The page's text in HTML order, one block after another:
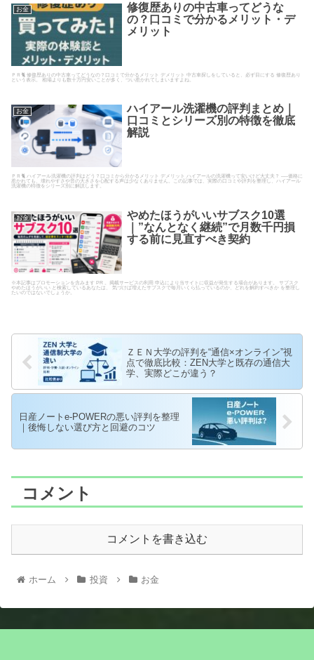
お金
修復歴ありの中古車ってどうな
の？口コミで分かるメリット・デ
メリット
ＰＲ🐈 修復歴ありの中古車ってどうなの？口コミで分かるメリット デメリット 中古車探しをしていると、必ず目にする 修復歴あり
という表示。 相場よりも数十万円安いことが多く、つい惹かれてしまいますよね。
お金
ハイアール洗濯機の評判まとめ｜
口コミとシリーズ別の特徴を徹底
解説
ＰＲ🐈 ハイアール洗濯機の評判はどう？口コミから分かるメリット デメリット ハイアールの洗濯機って安いけど大丈夫？ ──価格に
惹かれても、壊れやすさや音の大きさを心配する声は少なくありません。この記事では、実際の口コミや評判を整理し、ハイアール
洗濯機の特徴をシリーズ別に解説します。
お金
やめたほうがいいサブスク10選
｜”なんとなく継続”で月数千円損
する前に見直すべき契約
※本記事はプロモーションを含みます PR 。掲載サービスの利用 申込により当サイトに収益が発生する場合があります。 サブスク
やめたほうがいい と検索しているあなたは、 気づけば増えたサブスクで毎月いくら払っているのか、どれを解約すべきか を整理し
たいのではないでしょうか。
ＺＥＮ大学の評判を“通信×オンライン”視
点で徹底比較：ZEN大学と既存の通信大
学、実際どこが違う？
日産ノートe-POWERの悪い評判を整理
｜後悔しない選び方と回避のコツ
コメント
コメントを書き込む
ホーム 投資 お金